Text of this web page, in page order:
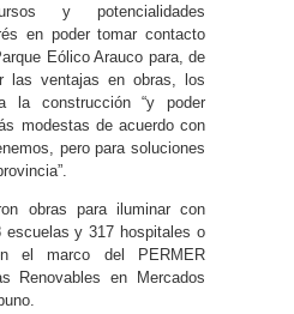
y potencialidades
en poder tomar contacto
Eólico Arauco para, de
las ventajas en obras, los
la construcción “y poder
modestas de acuerdo con
pero para soluciones
obras para iluminar con
escuelas y 317 hospitales o
el marco del PERMER
Renovables en Mercados